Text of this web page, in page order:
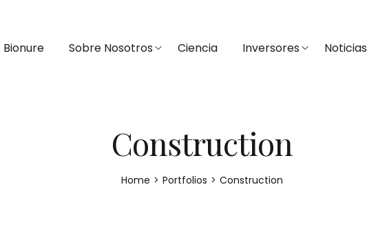
Bionure Sobre Nosotros Ciencia Inversores Noticias
Construction
Home > Portfolios > Construction